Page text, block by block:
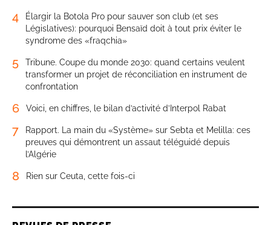
4
Élargir la Botola Pro pour sauver son club (et ses
Législatives): pourquoi Bensaïd doit à tout prix éviter le
syndrome des «fraqchia»
5
Tribune. Coupe du monde 2030: quand certains veulent
transformer un projet de réconciliation en instrument de
confrontation
6 Voici, en chiffres, le bilan d’activité d’Interpol Rabat
7
Rapport. La main du «Système» sur Sebta et Melilla: ces
preuves qui démontrent un assaut téléguidé depuis
l’Algérie
8 Rien sur Ceuta, cette fois-ci